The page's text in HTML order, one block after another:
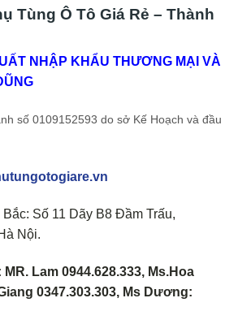
Tùng Ô Tô Giá Rẻ – Thành
NHẬP KHẨU THƯƠNG MẠI VÀ
số 0109152593 do sở Kế Hoạch và đầu
Số 11 Dãy B8 Đầm Trấu,
Nội.
Lam 0944.628.333, Ms.Hoa
0347.303.303, Ms Dương: